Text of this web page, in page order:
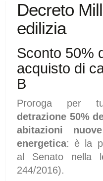
Decreto
edilizia
Sconto 50%
acquisto di
B
Proroga per
detrazione 50%
abitazioni
energetica: è la
al Senato nella
244/2016).